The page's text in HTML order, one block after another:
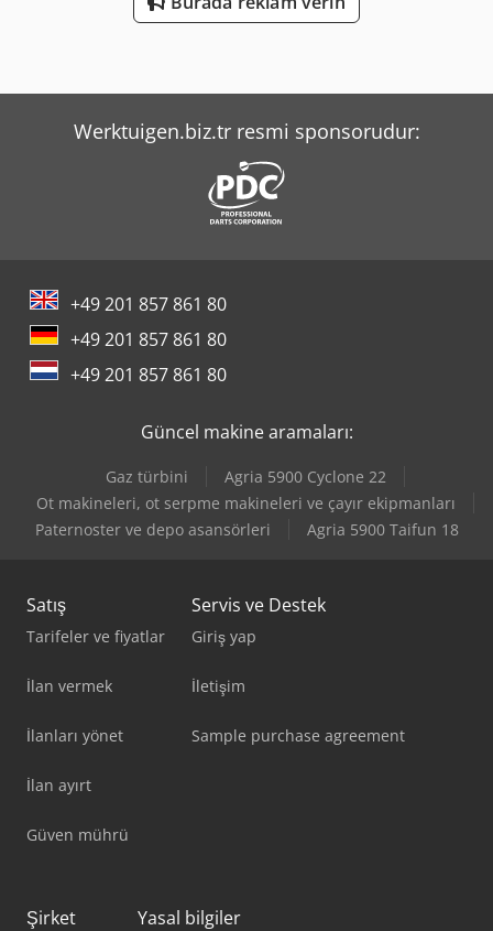
Werktuigen.biz.tr resmi sponsorudur:
+49 201 857 861 80
+49 201 857 861 80
+49 201 857 861 80
Güncel makine aramaları:
Gaz türbini
Agria 5900 Cyclone 22
Ot makineleri, ot serpme makineleri ve çayır ekipmanları
Paternoster ve depo asansörleri
Agria 5900 Taifun 18
Satış
Tarifeler ve fiyatlar
İlan vermek
İlanları yönet
İlan ayırt
Güven mührü
Servis ve Destek
Giriş yap
İletişim
Sample purchase agreement
Şirket Yasal bilgiler